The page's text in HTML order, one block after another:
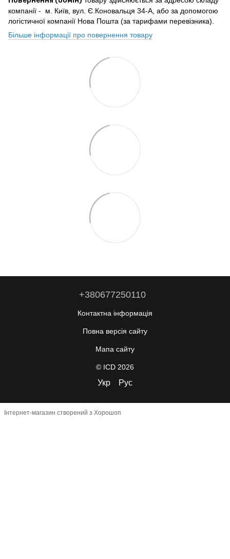
компанії - м. Київ, вул. Є.Коновальця 34-А, або за допомогою
логістичної компанії Нова Пошта (за тарифами перевізника).
Більше інформації про повернення товару
+380677250110
Контактна інформація
Повна версія сайту
Мапа сайту
© ICD 2026
Укр Рус
Інтернет-магазин створений з Хорошоп